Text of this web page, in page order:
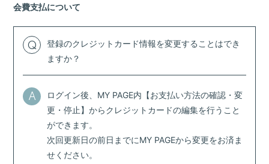
Disco
who's MisiiN ? Merch Shop
Linktree
special photos himitsu movie
会費支払について
Q
登録のクレジットカード情報を変更することはでき
ますか？
A
ログイン後、MY PAGE内【お支払い方法の確認・変
更・停止】からクレジットカードの編集を行うこと
ができます。
次回更新日の前日までにMY PAGEから変更をお済ま
せください。